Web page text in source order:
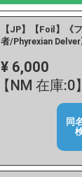
【JP】【Foil】《
者/Phyrexian
¥ 6,000
【NM 在庫:0】
同